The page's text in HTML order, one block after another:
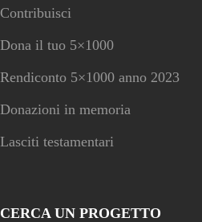
Contribuisci
Dona il tuo 5×1000
Rendiconto 5×1000 anno 2023
Donazioni in memoria
Lasciti testamentari
CERCA UN PROGETTO